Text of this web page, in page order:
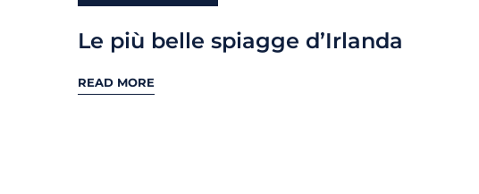
Le più belle spiagge d’Irlanda
READ MORE